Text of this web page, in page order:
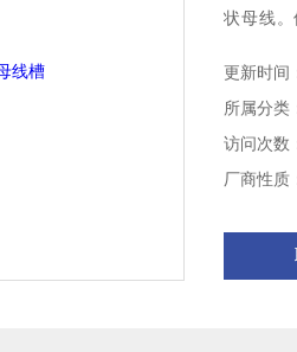
状母线
更新时间
所属分类
访问次数
厂商性质